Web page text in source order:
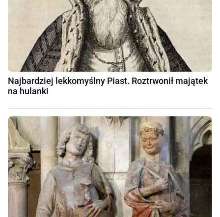
Najbardziej lekkomyślny Piast. Roztrwonił majątek
na hulanki